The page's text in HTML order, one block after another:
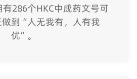
286个HKC中成药文号可
到“人无我有，人有我
优”。